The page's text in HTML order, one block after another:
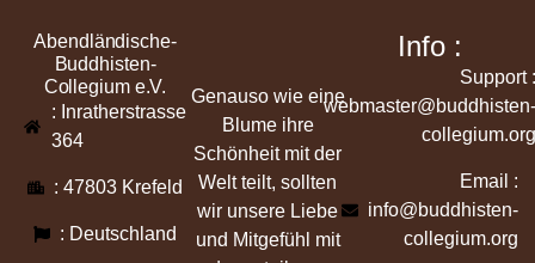
Abendländische-
Buddhisten-
Collegium e.V.
: Inratherstrasse
364
: 47803 Krefeld
: Deutschland
Genauso wie eine
Blume ihre
Schönheit mit der
Welt teilt, sollten
wir unsere Liebe
und Mitgefühl mit
Info :
Support :
webmaster@buddhisten-
collegium.org
Email :
info@buddhisten-
collegium.org